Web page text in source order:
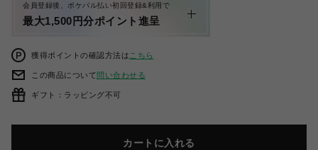
会員登録後、ポケパル払い初回登録&利用で
最大1,500円分ポイント進呈
獲得ポイントの確認方法は こちら
この商品について問い合わせる
ギフト：ラッピング不可
カートに入れる